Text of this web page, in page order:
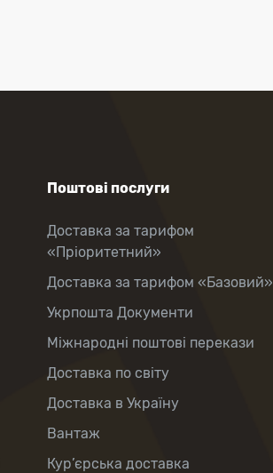
Поштові послуги
Доставка за тарифом
«Пріоритетний»
Доставка за тарифом «Базовий»
Укрпошта Документи
Міжнародні поштові перекази
Доставка по світу
Доставка в Україну
Вантаж
Кур’єрська доставка